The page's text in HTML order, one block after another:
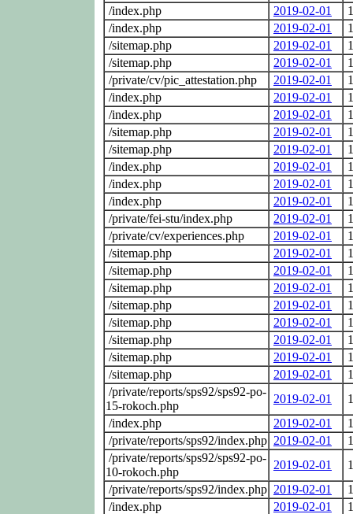
/index.php
2019-02-01
/index.php
2019-02-01
/sitemap.php
2019-02-01
/sitemap.php
2019-02-01
/private/cv/pic_attestation.php
2019-02-01
/index.php
2019-02-01
/index.php
2019-02-01
/sitemap.php
2019-02-01
/sitemap.php
2019-02-01
/index.php
2019-02-01
/index.php
2019-02-01
/index.php
2019-02-01
/private/fei-stu/index.php
2019-02-01
/private/cv/experiences.php
2019-02-01
/sitemap.php
2019-02-01
/sitemap.php
2019-02-01
/sitemap.php
2019-02-01
/sitemap.php
2019-02-01
/sitemap.php
2019-02-01
/sitemap.php
2019-02-01
/sitemap.php
2019-02-01
/sitemap.php
2019-02-01
/private/reports/sps92/sps92-po-
15-rokoch.php
2019-02-01
/index.php
2019-02-01
/private/reports/sps92/index.php 2019-02-01
/private/reports/sps92/sps92-po-
10-rokoch.php
2019-02-01
/private/reports/sps92/index.php 2019-02-01
/index.php
2019-02-01